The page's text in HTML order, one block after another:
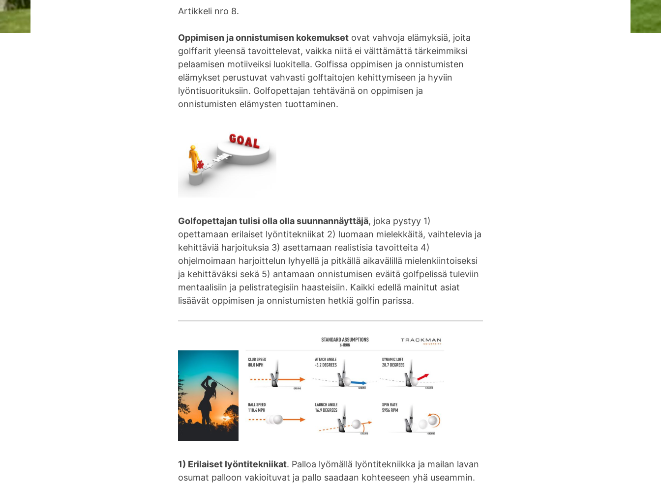
Artikkeli nro 8.
Oppimisen ja onnistumisen kokemukset ovat vahvoja elämyksiä, joita
golffarit yleensä tavoittelevat, vaikka niitä ei välttämättä tärkeimmiksi
pelaamisen motiiveiksi luokitella. Golfissa oppimisen ja onnistumisten
elämykset perustuvat vahvasti golftaitojen kehittymiseen ja hyviin
lyöntisuorituksiin. Golfopettajan tehtävänä on oppimisen ja
onnistumisten elämysten tuottaminen.
Golfopettajan tulisi olla olla suunnannäyttäjä, joka pystyy 1)
opettamaan erilaiset lyöntitekniikat 2) luomaan mielekkäitä, vaihtelevia ja
kehittäviä harjoituksia 3) asettamaan realistisia tavoitteita 4)
ohjelmoimaan harjoittelun lyhyellä ja pitkällä aikavälillä mielenkiintoiseksi
ja kehittäväksi sekä 5) antamaan onnistumisen eväitä golfpelissä tuleviin
mentaalisiin ja pelistrategisiin haasteisiin. Kaikki edellä mainitut asiat
lisäävät oppimisen ja onnistumisten hetkiä golfin parissa.
1) Erilaiset lyöntitekniikat. Palloa lyömällä lyöntitekniikka ja mailan lavan
osumat palloon vakioituvat ja pallo saadaan kohteeseen yhä useammin.